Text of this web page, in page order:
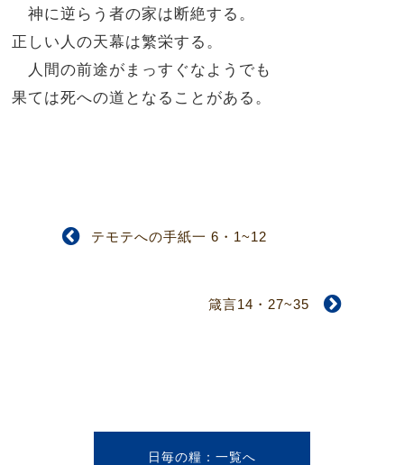
神に逆らう者の家は断絶する。
正しい人の天幕は繁栄する。
人間の前途がまっすぐなようでも
果ては死への道となることがある。
テモテへの手紙一 6・1~12
箴言14・27~35
日毎の糧